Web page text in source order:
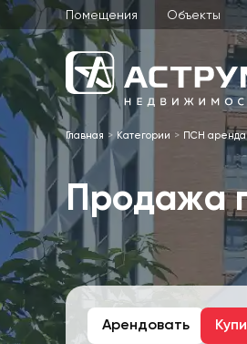
Помещения Объекты
Главная Категории ПСН аренда
Продажа
Арендовать